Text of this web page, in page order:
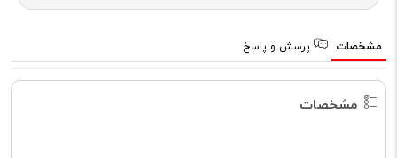
مشخصات پرسش و پاسخ
مشخصات